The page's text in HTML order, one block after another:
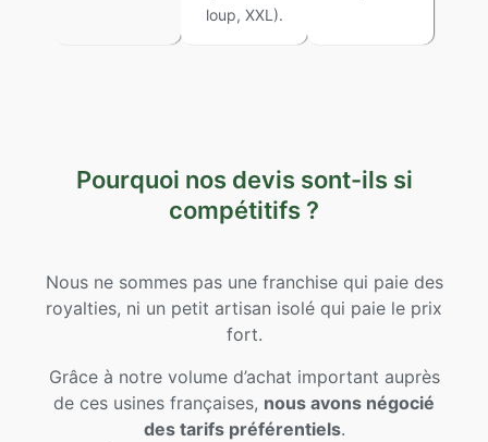
loup, XXL).
Pourquoi nos devis sont-ils si
compétitifs ?
Nous ne sommes pas une franchise qui paie des
royalties, ni un petit artisan isolé qui paie le prix
fort.
Grâce à notre volume d’achat important auprès
de ces usines françaises, nous avons négocié
des tarifs préférentiels.